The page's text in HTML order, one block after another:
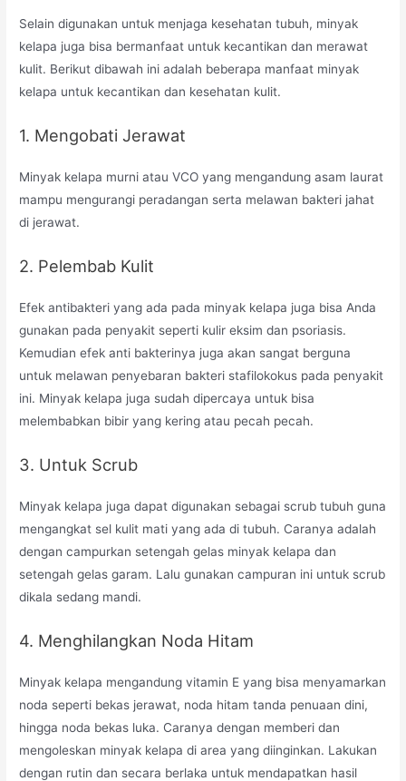
Selain digunakan untuk menjaga kesehatan tubuh, minyak
kelapa juga bisa bermanfaat untuk kecantikan dan merawat
kulit. Berikut dibawah ini adalah beberapa manfaat minyak
kelapa untuk kecantikan dan kesehatan kulit.
1. Mengobati Jerawat
Minyak kelapa murni atau VCO yang mengandung asam laurat
mampu mengurangi peradangan serta melawan bakteri jahat
di jerawat.
2. Pelembab Kulit
Efek antibakteri yang ada pada minyak kelapa juga bisa Anda
gunakan pada penyakit seperti kulir eksim dan psoriasis.
Kemudian efek anti bakterinya juga akan sangat berguna
untuk melawan penyebaran bakteri stafilokokus pada penyakit
ini. Minyak kelapa juga sudah dipercaya untuk bisa
melembabkan bibir yang kering atau pecah pecah.
3. Untuk Scrub
Minyak kelapa juga dapat digunakan sebagai scrub tubuh guna
mengangkat sel kulit mati yang ada di tubuh. Caranya adalah
dengan campurkan setengah gelas minyak kelapa dan
setengah gelas garam. Lalu gunakan campuran ini untuk scrub
dikala sedang mandi.
4. Menghilangkan Noda Hitam
Minyak kelapa mengandung vitamin E yang bisa menyamarkan
noda seperti bekas jerawat, noda hitam tanda penuaan dini,
hingga noda bekas luka. Caranya dengan memberi dan
mengoleskan minyak kelapa di area yang diinginkan. Lakukan
dengan rutin dan secara berlaka untuk mendapatkan hasil